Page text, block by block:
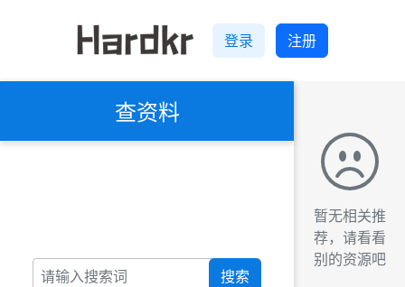
登录 注册
查资料
搜索
暂无相关推
荐，请看看
别的资源吧